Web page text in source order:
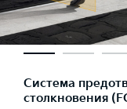
Система
столкновения